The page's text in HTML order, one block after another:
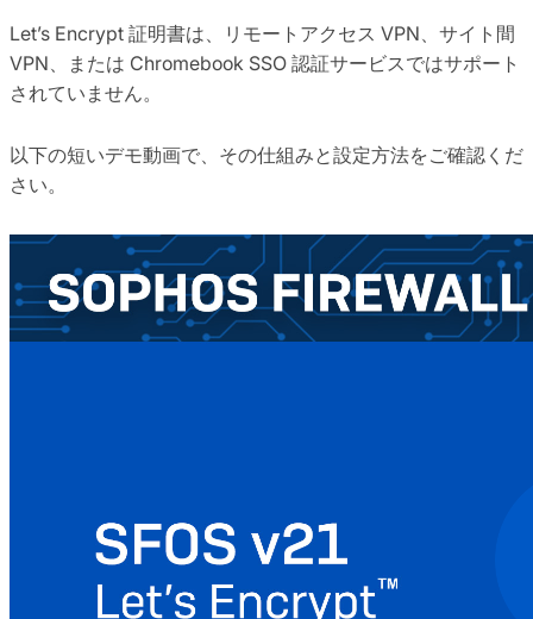
Let’s Encrypt 証明書は、リモートアクセス VPN、サイト間
VPN、または Chromebook SSO 認証サービスではサポート
されていません。
以下の短いデモ動画で、その仕組みと設定方法をご確認くだ
さい。